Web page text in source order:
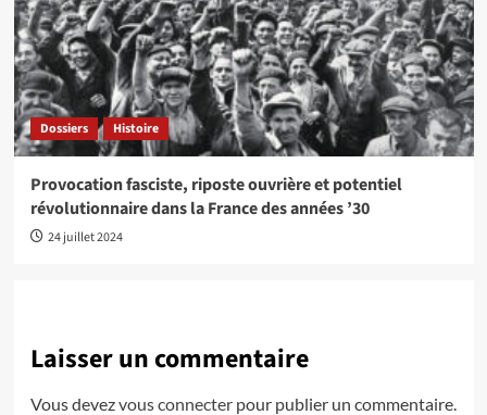
Dossiers Histoire
Provocation fasciste, riposte ouvrière et potentiel
révolutionnaire dans la France des années ’30
24 juillet 2024
Laisser un commentaire
Vous devezvous connecterpour publier un commentaire.